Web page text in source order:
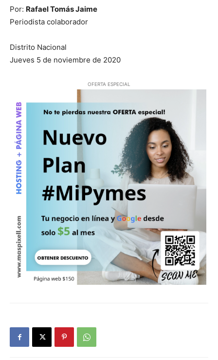
Por: Rafael Tomás Jaime
Periodista colaborador
Distrito Nacional
Jueves 5 de noviembre de 2020
OFERTA ESPECIAL